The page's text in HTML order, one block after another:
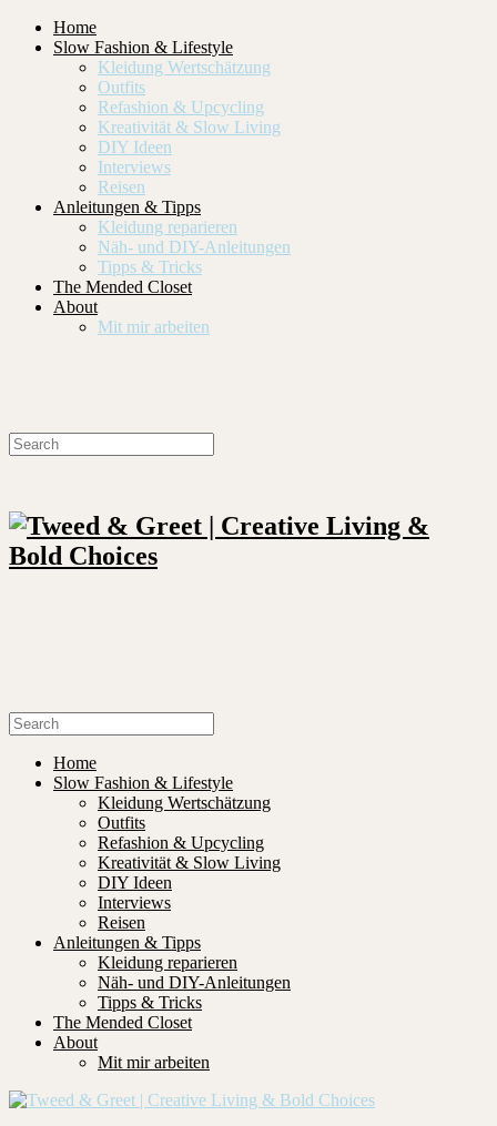
Home
Slow Fashion & Lifestyle
Kleidung Wertschätzung
Outfits
Refashion & Upcycling
Kreativität & Slow Living
DIY Ideen
Interviews
Reisen
Anleitungen & Tipps
Kleidung reparieren
Näh- und DIY-Anleitungen
Tipps & Tricks
The Mended Closet
About
Mit mir arbeiten
Home
Slow Fashion & Lifestyle
Kleidung Wertschätzung
Outfits
Refashion & Upcycling
Kreativität & Slow Living
DIY Ideen
Interviews
Reisen
Anleitungen & Tipps
Kleidung reparieren
Näh- und DIY-Anleitungen
Tipps & Tricks
The Mended Closet
About
Mit mir arbeiten